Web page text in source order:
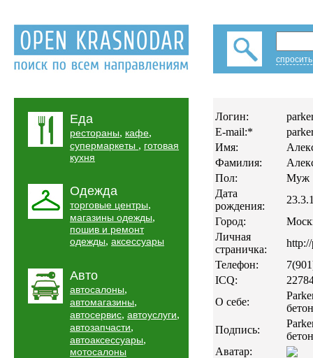
Еда
рестораны, кафе,
супермаркеты , готовая
кухня
Одежда
торговые центры,
магазины одежды,
пошив и ремонт
одежды, аксессуары
Авто
автосалоны,
автомагазины,
автосервис, автоуслуги,
автозапчасти,
автоаксессуары,
мотосалоны
Логин:
E-mail:*
Имя:
Фамилия:
Пол:
Муж
Дата
рождения:
Город:
Личная
страничка:
Телефон:
ICQ:
О себе:
Подпись:
Аватар: